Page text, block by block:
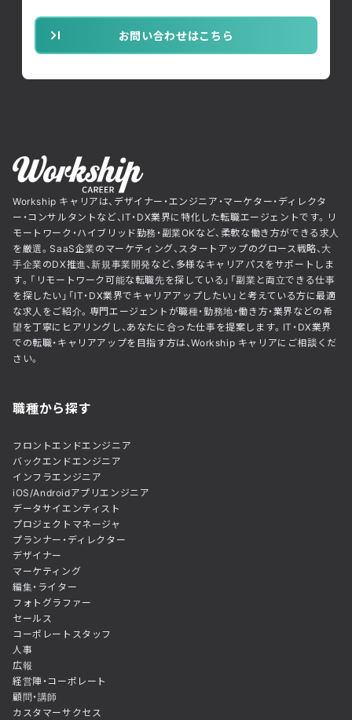
お問い合わせはこちら
Workship キャリアは、デザイナー・エンジニア・マーケター・ディレクタ
ー・コンサルタントなど、IT・DX業界に特化した転職エージェントです。リ
モートワーク・ハイブリッド勤務・副業OKなど、柔軟な働き方ができる求人
を厳選。SaaS企業のマーケティング、スタートアップのグロース戦略、大
手企業のDX推進、新規事業開発など、多様なキャリアパスをサポートしま
す。「リモートワーク可能な転職先を探している」「副業と両立できる仕事
を探したい」「IT・DX業界でキャリアアップしたい」と考えている方に最適
な求人をご紹介。専門エージェントが職種・勤務地・働き方・業界などの希
望を丁寧にヒアリングし、あなたに合った仕事を提案します。IT・DX業界
での転職・キャリアアップを目指す方は、Workship キャリアにご相談くだ
さい。
職種から探す
フロントエンドエンジニア
バックエンドエンジニア
インフラエンジニア
iOS/Androidアプリエンジニア
データサイエンティスト
プロジェクトマネージャ
プランナー・ディレクター
デザイナー
マーケティング
編集・ライター
フォトグラファー
セールス
コーポレートスタッフ
人事
広報
経営陣・コーポレート
顧問・講師
カスタマーサクセス